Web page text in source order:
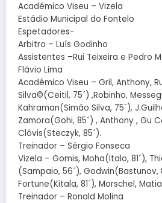
Académico Viseu – Vizela
Estádio Municipal do Fontelo
Espetadores-
Arbitro – Luís Godinho
Assistentes –Rui Teixeira e Pedro
Flávio Lima
Académico Viseu – Gril, Anthony,
Silva©(Ceitil, 75´) ,Robinho,
Kahraman(Simão Silva, 75´),
Zamora(Gohi, 85´) , Anthony , Gu
Clóvis(Steczyk, 85´).
Treinador – Sérgio Fonseca
Vizela – Gomis, Moha(Italo, 81´),
(Sampaio, 56´), Godwin(Bastunov,
Fortune(Kitala, 81´), Morschel,
Treinador – Ronald Molina